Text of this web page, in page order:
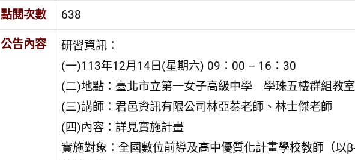
點閱次數 638
公告內容
研習資訊：
(一)113年12月14日(星期六) 09：00 – 16：30
(二)地點：臺北市立第一女子高級中學 學珠五樓群組教室
(三)講師：君邑資訊有限公司林亞蓁老師、林士傑老師
(四)內容：詳見實施計畫
實施對象：全國數位前導及高中優質化計畫學校教師（以